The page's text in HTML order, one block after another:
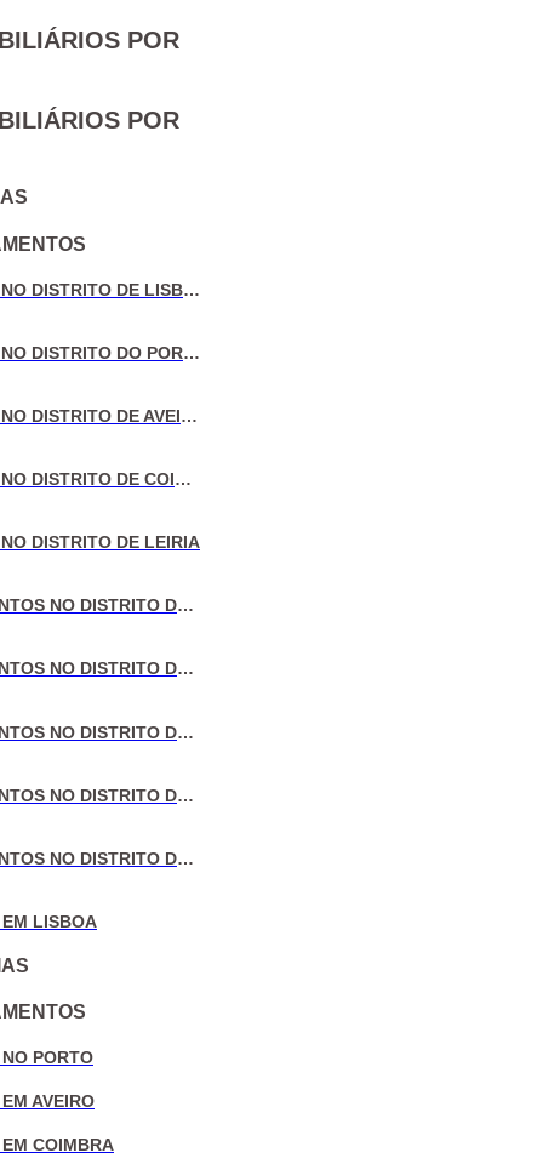
POR
POR
VENDA DE MORADIAS NO DISTRITO DE LISBOA
VENDA DE MORADIAS NO DISTRITO DO PORTO
VENDA DE MORADIAS NO DISTRITO DE AVEIRO
VENDA DE MORADIAS NO DISTRITO DE COIMBRA
DISTRITO DE LEIRIA
VENDA DE APARTAMENTOS NO DISTRITO DE LISBOA
VENDA DE APARTAMENTOS NO DISTRITO DO PORTO
VENDA DE APARTAMENTOS NO DISTRITO DE AVEIRO
VENDA DE APARTAMENTOS NO DISTRITO DE COIMBRA
VENDA DE APARTAMENTOS NO DISTRITO DE LEIRIA
LISBOA
PORTO
AVEIRO
COIMBRA